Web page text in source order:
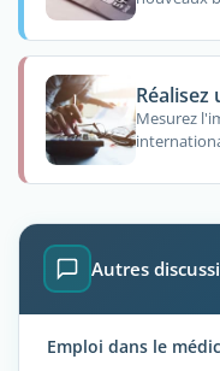
Réalisez
Mesurez
Autres
Emploi dans le